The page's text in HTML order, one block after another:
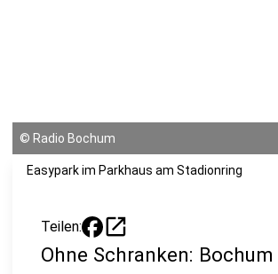
© Radio Bochum
Easypark im Parkhaus am Stadionring
Teilen: open_in_new
Ohne Schranken: